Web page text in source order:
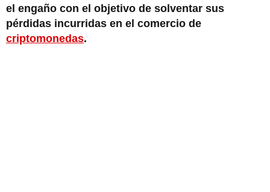
el engaño con el objetivo de solventar sus
pérdidas incurridas en el comercio de
criptomonedas.